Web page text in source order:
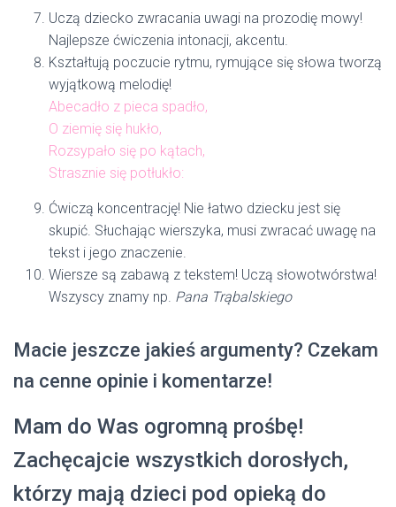
Uczą dziecko zwracania uwagi na prozodię mowy!
Najlepsze ćwiczenia intonacji, akcentu.
Kształtują poczucie rytmu, rymujące się słowa tworzą
wyjątkową melodię!
Abecadło z pieca spadło,
O ziemię się hukło,
Rozsypało się po kątach,
Strasznie się potłukło:
Ćwiczą koncentrację! Nie łatwo dziecku jest się
skupić. Słuchając wierszyka, musi zwracać uwagę na
tekst i jego znaczenie.
Wiersze są zabawą z tekstem! Uczą słowotwórstwa!
Wszyscy znamy np. Pana Trąbalskiego
Macie jeszcze jakieś argumenty? Czekam
na cenne opinie i komentarze!
Mam do Was ogromną prośbę!
Zachęcajcie wszystkich dorosłych,
którzy mają dzieci pod opieką do